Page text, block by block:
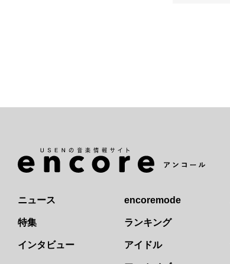
ニュース
特集
インタビュー
encoremode
ランキング
アイドル